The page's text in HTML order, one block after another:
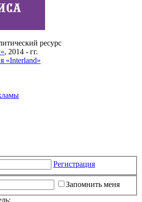
ресурс
, 2014 - гг.
«Interland»
Регистрация
Запомнить меня